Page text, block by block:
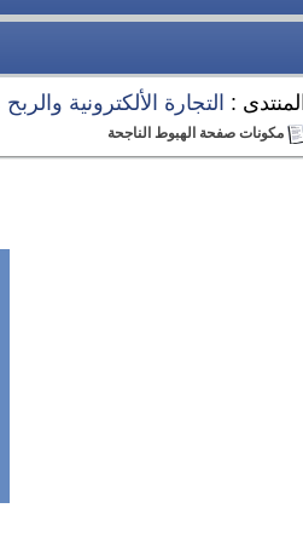
المنتدى : التجارة الألكترونية
مكونات صفحة الهبوط الناجحة